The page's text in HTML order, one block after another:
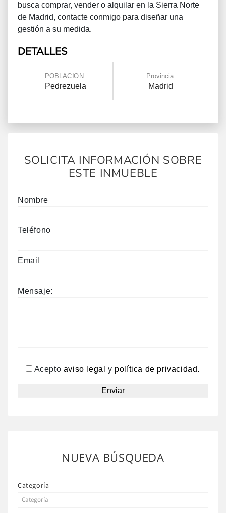
busca comprar, vender o alquilar en la Sierra Norte
de Madrid, contacte conmigo para diseñar una
gestión a su medida.
POBLACION:
Pedrezuela
Provincia:
Madrid
SOLICITA INFORMACIÓN SOBRE
ESTE INMUEBLE
Nombre
Teléfono
Email
Mensaje:
Acepto aviso legal y política de privacidad.
NUEVA BÚSQUEDA
Categoría